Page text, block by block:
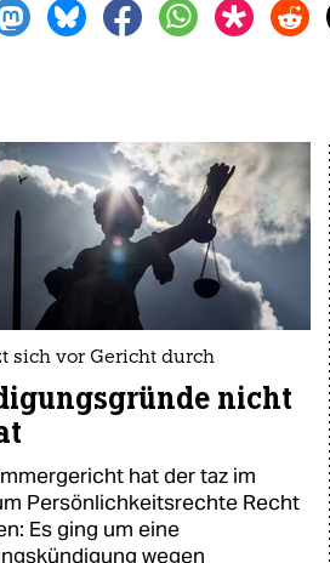
sich vor Gericht durch
nicht
hat der taz im
Persönlichkeitsrechte Recht
Es ging um eine
wegen